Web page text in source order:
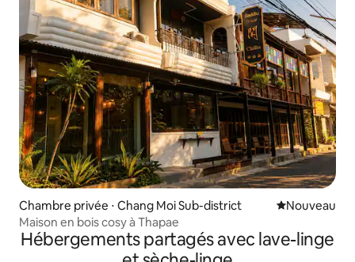
Chambre privée ⋅ Chang Moi Sub-district Nouvel
Nouveau
Maison en bois cosy à Thapae
Hébergements partagés avec lave-linge